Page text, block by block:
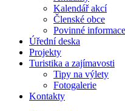
Kalendář akcí
Členské obce
Povinné informace
Úřední deska
Projekty
Turistika a zajímavosti
Tipy na výlety
Fotogalerie
Kontakty